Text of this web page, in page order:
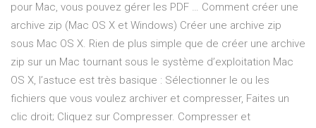
pour Mac, vous pouvez gérer les PDF … Comment créer une
archive zip (Mac OS X et Windows) Créer une archive zip
sous Mac OS X. Rien de plus simple que de créer une archive
zip sur un Mac tournant sous le système d’exploitation Mac
OS X, l’astuce est très basique : Sélectionner le ou les
fichiers que vous voulez archiver et compresser, Faites un
clic droit; Cliquez sur Compresser. Compresser et